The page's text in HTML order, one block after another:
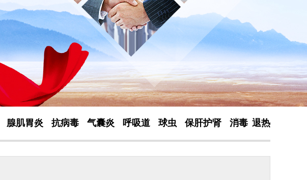
腺肌胃炎 抗病毒 气囊炎 呼吸道 球虫 保肝护肾 消毒 退热